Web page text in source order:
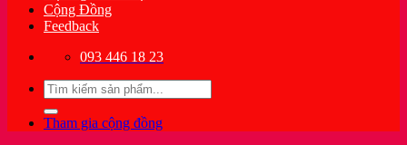
Cộng Đồng
Feedback
093 446 18 23
Tìm
kiếm:
Tham gia cộng đồng